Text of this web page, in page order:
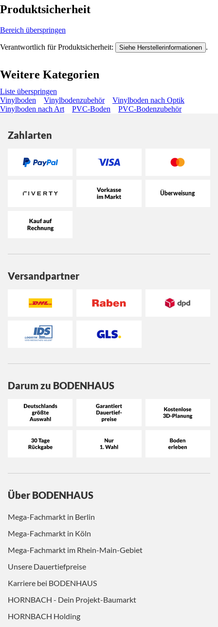
Produktsicherheit
Bereich überspringen
Verantwortlich für Produktsicherheit: Siehe Herstellerinformationen .
Weitere Kategorien
Liste überspringen
Vinylboden
Vinylbodenzubehör
Vinylboden nach Optik
Vinylboden nach Art
PVC-Boden PVC-Bodenzubehör
Zahlarten
Versandpartner
Darum zu BODENHAUS
Über BODENHAUS
Mega-Fachmarkt in Berlin
Mega-Fachmarkt in Köln
Mega-Fachmarkt im Rhein-Main-Gebiet
Unsere Dauertiefpreise
Karriere bei BODENHAUS
HORNBACH - Dein Projekt-Baumarkt
HORNBACH Holding